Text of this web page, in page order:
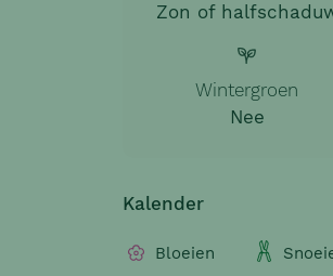
Zon of
Wintergroen
Nee
Kalender
Bloeien